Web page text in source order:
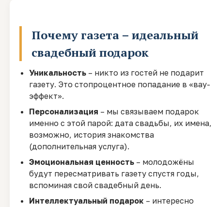
Почему газета – идеальный
свадебный подарок
Уникальность – никто из гостей не подарит
газету. Это стопроцентное попадание в «вау-
эффект».
Персонализация – мы связываем подарок
именно с этой парой: дата свадьбы, их имена,
возможно, история знакомства
(дополнительная услуга).
Эмоциональная ценность – молодожёны
будут пересматривать газету спустя годы,
вспоминая свой свадебный день.
Интеллектуальный подарок – интересно